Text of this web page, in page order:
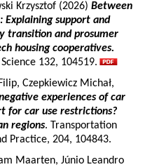
Krzysztof (2026) Between
Explaining support and
transition and prosumer
housing cooperatives.
132, 104519.
Czepkiewicz Michał,
experiences of car
for car use restrictions?
regions. Transportation
Practice, 204, 104843.
Maarten, Júnio Leandro